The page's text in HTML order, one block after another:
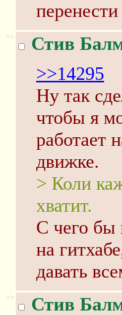
>> Стив
>>14295
Ну так
чтобы я
работает
движке.
> Коли
хватит.
С чего бы
на
давать
>> Стив